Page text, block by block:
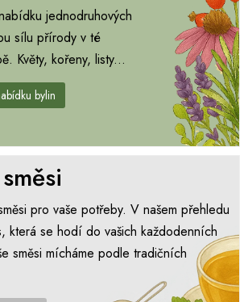
jednodruhových
sílu přírody v té
Květy, kořeny, listy...
bylin
pro vaše potřeby. V našem přehledu
která se hodí do vašich každodenních
směsi mícháme podle tradičních